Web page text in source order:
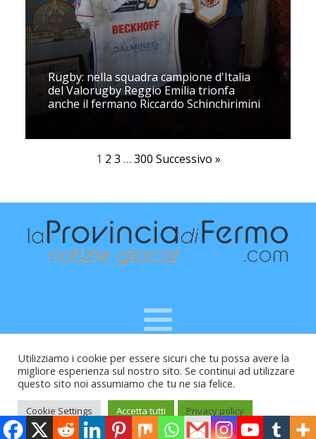
Rugby: nella squadra campione d'Italia
del Valorugby Reggio Emilia trionfa
anche il fermano Riccardo Schinchirimini
1 2 3 … 300 Successivo »
Raffaele Vitali - via Leopardi 10 - 61121 Pesaro (PU) -
Cod.Fisc VTLRFL77B02L500Y - Testata giornalistica, aut.
Trib.Fermo n.04/2010 del 05/08/2010
Utilizziamo i cookie per essere sicuri che tu possa avere la
migliore esperienza sul nostro sito. Se continui ad utilizzare
questo sito noi assumiamo che tu ne sia felice.
Cookie Settings Accetta tutti Privacy policy